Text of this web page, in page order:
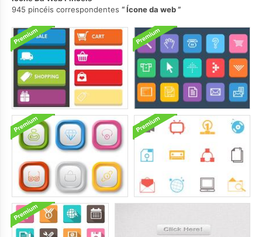
945 pincéis correspondentes
Ícone da web